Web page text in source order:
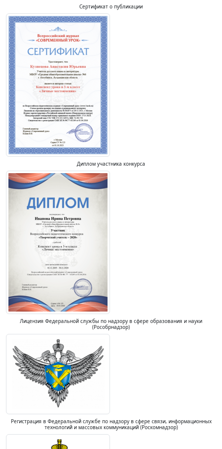
Сертификат о публикации
Диплом участника конкурса
Лицензия Федеральной службы по надзору в сфере образования и науки
(Рособрнадзор)
Регистрация в Федеральной службе по надзору в сфере связи, информационных
технологий и массовых коммуникаций (Роскомнадзор)